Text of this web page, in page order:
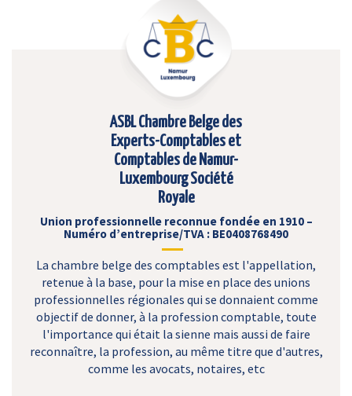
ASBL Chambre Belge des
Experts-Comptables et
Comptables de Namur-
Luxembourg Société
Royale
Union professionnelle reconnue fondée en 1910 –
Numéro d’entreprise/TVA : BE0408768490
La chambre belge des comptables est l'appellation,
retenue à la base, pour la mise en place des unions
professionnelles régionales qui se donnaient comme
objectif de donner, à la profession comptable, toute
l'importance qui était la sienne mais aussi de faire
reconnaître, la profession, au même titre que d'autres,
comme les avocats, notaires, etc